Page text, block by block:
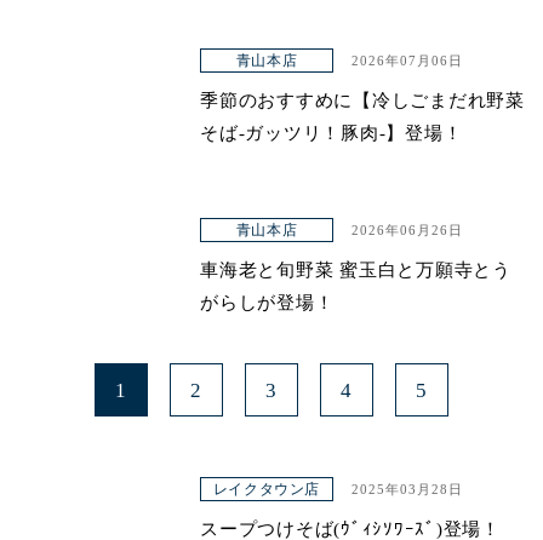
青山本店 2026年07月06日
季節のおすすめに【冷しごまだれ野菜
そば-ガッツリ！豚肉-】登場！
青山本店 2026年06月26日
車海老と旬野菜 蜜玉白と万願寺とう
がらしが登場！
1 2 3 4 5
レイクタウン店 2025年03月28日
スープつけそば(ｳﾞｨｼｿﾜｰｽﾞ)登場！